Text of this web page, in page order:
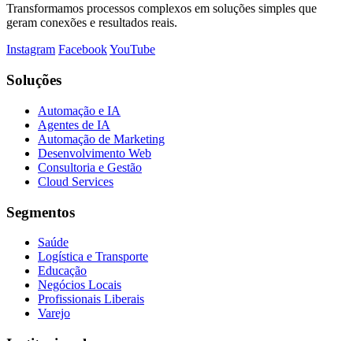
Transformamos processos complexos em soluções simples que
geram conexões e resultados reais.
Instagram FacebookYouTube
Soluções
Automação e IA
Agentes de IA
Automação de Marketing
Desenvolvimento Web
Consultoria e Gestão
Cloud Services
Segmentos
Saúde
Logística e Transporte
Educação
Negócios Locais
Profissionais Liberais
Varejo